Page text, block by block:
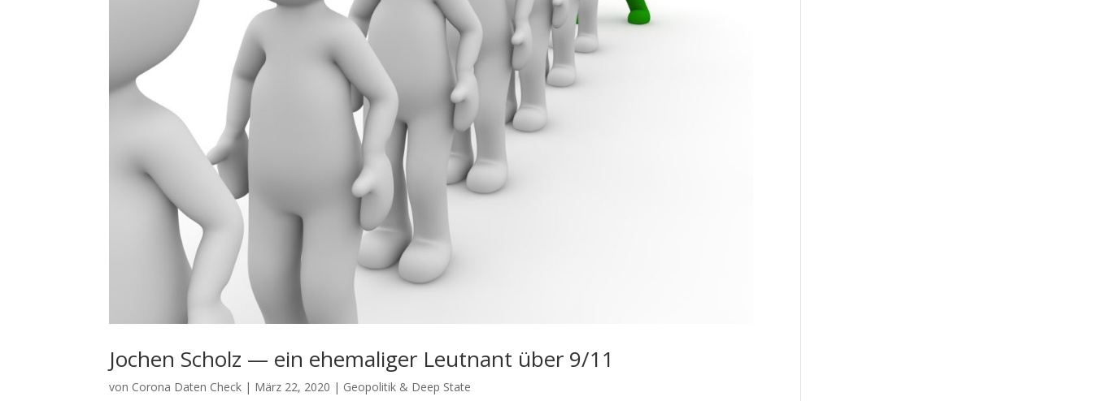
Jochen Scholz — ein ehemaliger Leutnant über 9/11
von Corona Daten Check | März 22, 2020 | Geopolitik & Deep State